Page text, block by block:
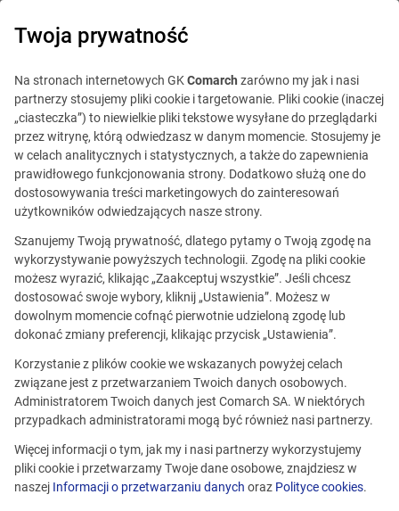
Ta oferta jest już
nieaktualna.
Zobacz podobne oferty
Kraków
Twoja prywatność
Na stronach internetowych GKComarch zarówno my jak i nasi
partnerzy stosujemy pliki cookie i targetowanie. Pliki cookie (inaczej
„ciasteczka”) to niewielkie pliki tekstowe wysyłane do przeglądarki
przez witrynę, którą odwiedzasz w danym momencie. Stosujemy je
w celach analitycznych i statystycznych, a także do zapewnienia
prawidłowego funkcjonowania strony. Dodatkowo służą one do
dostosowywania treści marketingowych do zainteresowań
użytkowników odwiedzających nasze strony.
Szanujemy Twoją prywatność, dlatego pytamy o Twoją zgodę na
wykorzystywanie powyższych technologii. Zgodę na pliki cookie
możesz wyrazić, klikając „Zaakceptuj wszystkie”. Jeśli chcesz
dostosować swoje wybory, kliknij „Ustawienia”. Możesz w
dowolnym momencie cofnąć pierwotnie udzieloną zgodę lub
dokonać zmiany preferencji, klikając przycisk „Ustawienia”.
Korzystanie z plików cookie we wskazanych powyżej celach
związane jest z przetwarzaniem Twoich danych osobowych.
Administratorem Twoich danych jest Comarch SA. W niektórych
przypadkach administratorami mogą być również nasi partnerzy.
Więcej informacji o tym, jak my i nasi partnerzy wykorzystujemy
pliki cookie i przetwarzamy Twoje dane osobowe, znajdziesz w
naszej Informacji o przetwarzaniu danych oraz Polityce cookies.